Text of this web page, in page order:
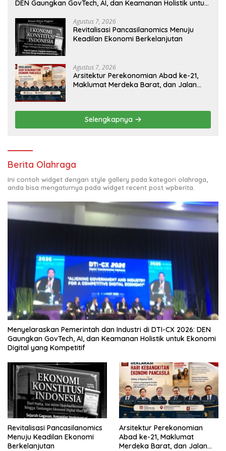
DEN Gaungkan GovTech, AI, dan Keamanan Holistik untuk
Agustus 7, 2026
Revitalisasi Pancasilanomics Menuju
Keadilan Ekonomi Berkelanjutan
Agustus 7, 2026
Arsitektur Perekonomian Abad ke-21,
Maklumat Merdeka Barat, dan Jalan
Selengkapnya
Berita Olahraga
Ini contoh widget dengan style gallery pada kategori olahraga,
anda bisa mengaturnya pada widget recent post wpberita.
Menyelaraskan Pemerintah dan Industri di DTI-CX 2026: DEN
Gaungkan GovTech, AI, dan Keamanan Holistik untuk Ekonomi
Digital yang Kompetitif
Revitalisasi Pancasilanomics
Menuju Keadilan Ekonomi
Berkelanjutan
Arsitektur Perekonomian
Abad ke-21, Maklumat
Merdeka Barat, dan Jalan